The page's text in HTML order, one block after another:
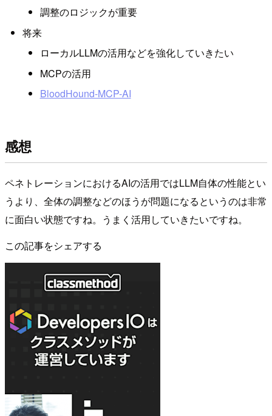
調整のロジックが重要
将来
ローカルLLMの活用などを強化していきたい
MCPの活用
BloodHound-MCP-AI
感想
ペネトレーションにおけるAIの活用ではLLM自体の性能とい
うより、全体の調整などのほうが問題になるというのは非常
に面白い状態ですね。うまく活用していきたいですね。
この記事をシェアする